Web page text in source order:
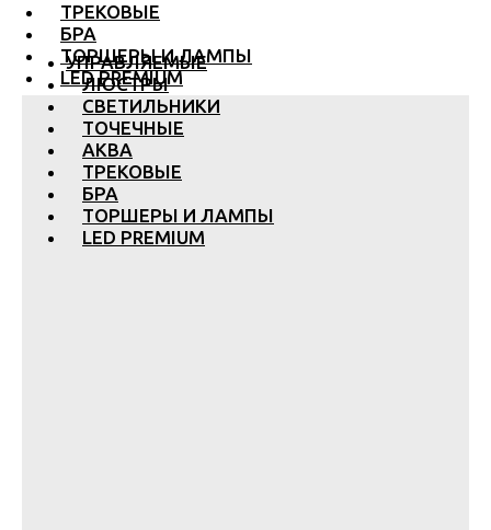
ТРЕКОВЫЕ
БРА
ТОРШЕРЫ И ЛАМПЫ
LED PREMIUM
УПРАВЛЯЕМЫЕ
ЛЮСТРЫ
СВЕТИЛЬНИКИ
ТОЧЕЧНЫЕ
АКВА
ТРЕКОВЫЕ
БРА
ТОРШЕРЫ И ЛАМПЫ
LED PREMIUM